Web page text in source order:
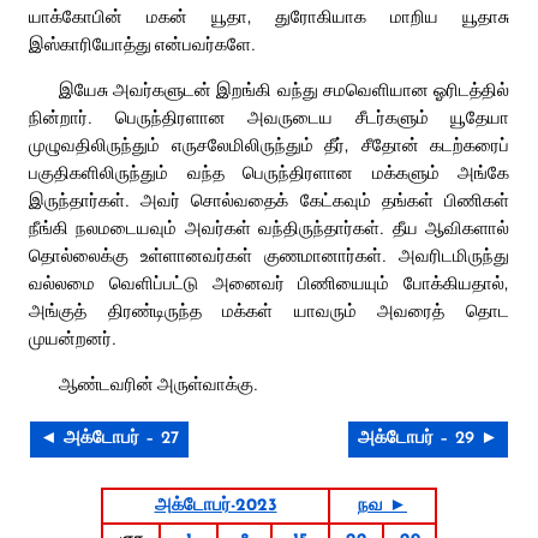
யாக்கோபின் மகன் யூதா, துரோகியாக மாறிய யூதாசு
இஸ்காரியோத்து என்பவர்களே.
இயேசு அவர்களுடன் இறங்கி வந்து சமவெளியான ஓரிடத்தில்
நின்றார். பெருந்திரளான அவருடைய சீடர்களும் யூதேயா
முழுவதிலிருந்தும் எருசலேமிலிருந்தும் தீர், சீதோன் கடற்கரைப்
பகுதிகளிலிருந்தும் வந்த பெருந்திரளான மக்களும் அங்கே
இருந்தார்கள். அவர் சொல்வதைக் கேட்கவும் தங்கள் பிணிகள்
நீங்கி நலமடையவும் அவர்கள் வந்திருந்தார்கள். தீய ஆவிகளால்
தொல்லைக்கு உள்ளானவர்கள் குணமானார்கள். அவரிடமிருந்து
வல்லமை வெளிப்பட்டு அனைவர் பிணியையும் போக்கியதால்,
அங்குத் திரண்டிருந்த மக்கள் யாவரும் அவரைத் தொட
முயன்றனர்.
ஆண்டவரின் அருள்வாக்கு.
◄ அக்டோபர் – 27 அக்டோபர் – 29 ►
அக்டோபர்-2023
நவ ►